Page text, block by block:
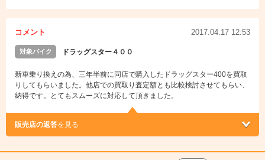
コメント 2017.04.17 12:53
対象バイク ドラッグスター４００
新車乗り換えの為、三年半前に同店で購入したドラッグスター400を買取
りしてもらいました。他店での買取り査定額とも比較検討させてもらい、
納得です。とてもスムーズに対応して頂きました。
販売店の返答を見る